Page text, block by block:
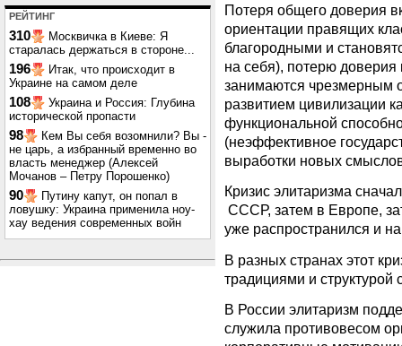
РЕЙТИНГ
310
Москвичка в Киеве: Я
старалась держаться в стороне...
196
Итак, что происходит в
Украине на самом деле
108
Украина и Россия: Глубина
исторической пропасти
98
Кем Вы себя возомнили? Вы -
не царь, а избранный временно во
власть менеджер (Алексей
Мочанов – Петру Порошенко)
90
Путину капут, он попал в
ловушку: Украина применила ноу-
хау ведения современных войн
Потеря общего доверия
ориентации правящих
благородными и
на себя), потерю
занимаются чрезмерным
развитием цивилизации
функциональной
(неэффективное
выработки новых
Кризис элитаризма
СССР, затем в Европе,
уже распространился и
В разных странах этот
традициями и
В России элитаризм
служила противовесом